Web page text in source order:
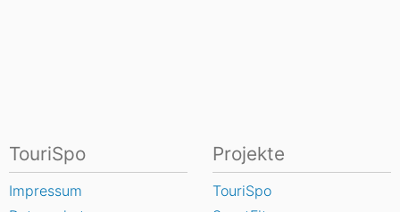
TouriSpo
Impressum
Projekte
TouriSpo